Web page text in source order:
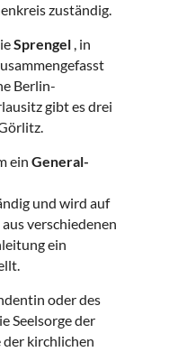
zuständig.
Sprengel , in
Berlin-
gibt es drei
ein General-
und wird auf
verschiedenen
ein
oder des
Seelsorge der
kirchlichen